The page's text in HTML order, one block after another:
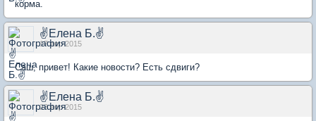
корма.
✌Елена Б.✌
17 апр 2015
Саш, привет! Какие новости? Есть сдвиги?
✌Елена Б.✌
23 апр 2015